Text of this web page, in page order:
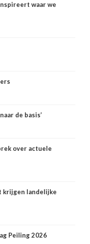
waar we
de basis’
over actuele
krijgen landelijke
Peiling 2026